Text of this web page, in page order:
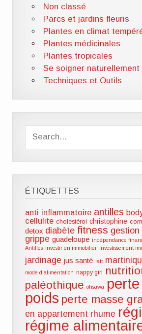
Non classé
Parcs et jardins fleuris
Plantes en climat
Plantes médicinales
Plantes tropicales
Se soigner naturellement
Techniques et Outils
ÉTIQUETTES
anti inflammatoire antilles
cellulite cholestérol christophine
detox diabète fitness gestion
grippe guadeloupe indépendance
Antilles investir en immobilier investissement
jardinage jus santé lait
mode d'alimentation nappy girl
paléothique ohsawa
poids perte masse
en appartement rhume
régime